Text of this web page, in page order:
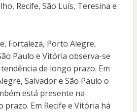
Recife, São Luís, Teresina e
Fortaleza, Porto Alegre,
Paulo e Vitória observa-se
de longo prazo. Em
Salvador e São Paulo o
está presente na
prazo. Em Recife e Vitória há